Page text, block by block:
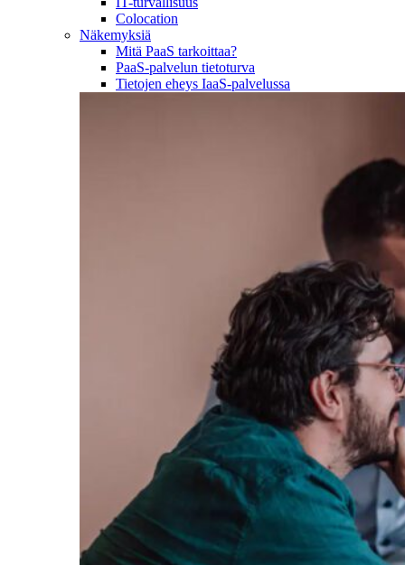
Colocation
Näkemyksiä
Mitä PaaS tarkoittaa?
PaaS-palvelun tietoturva
Tietojen eheys IaaS-palvelussa